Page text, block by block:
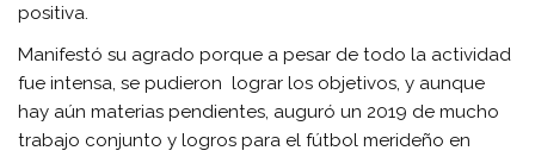
positiva.
Manifestó su agrado porque a pesar de todo la actividad
fue intensa, se pudieron lograr los objetivos, y aunque
hay aún materias pendientes, auguró un 2019 de mucho
trabajo conjunto y logros para el fútbol merideño en